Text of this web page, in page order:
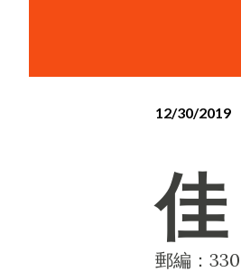
12/30/2019
佳
郵編：330